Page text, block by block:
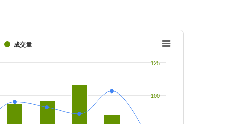
成交量
100
125